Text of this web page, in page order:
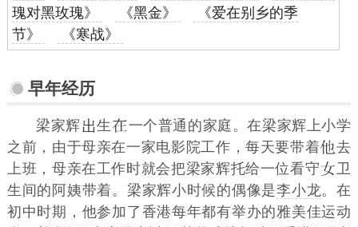
瑰对黑玫瑰》
《黑金》
《爱在别乡的季
节》
《寒战》
早年经历
梁家辉 生
一个普通的家庭。在梁家辉上小学
之前，由于母亲在一家电影院工作，每天要带着
去
上班，母亲在工作时就会把梁家辉托给一位看守
卫
生间的阿姨带着。梁家辉小时候的偶像是李小龙。在
初中时期，他参加了香港每年都有举办的雅美佳运动